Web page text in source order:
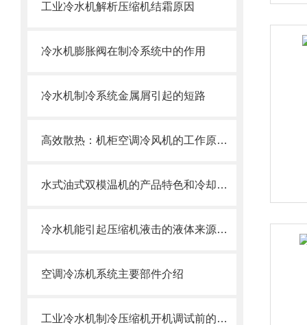
工业冷水机解析压缩机结霜原因
冷水机膨胀阀在制冷系统中的作用
冷水机制冷系统金属屑引起的短路
高效散热：机柜空调冷风机的工作原理与优势
水式油式双模温机的产品特色和冷却方式的介绍
冷水机能引起压缩机液击的液体来源之一
空调冷冻机系统主要部件介绍
工业冷水机制冷压缩机开机调试前的准备